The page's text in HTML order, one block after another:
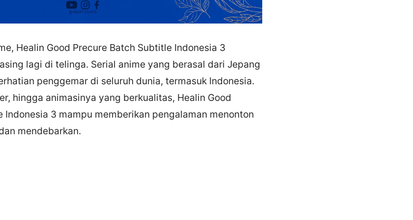
Healin Good Precure Batch Subtitle Indonesia 3
lagi di telinga. Serial anime yang berasal dari Jepang
penggemar di seluruh dunia, termasuk Indonesia.
hingga animasinya yang berkualitas, Healin Good
Indonesia 3 mampu memberikan pengalaman menonton
mendebarkan.